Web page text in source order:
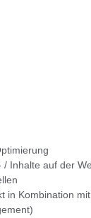
/ Inhalte auf der
in Kombination